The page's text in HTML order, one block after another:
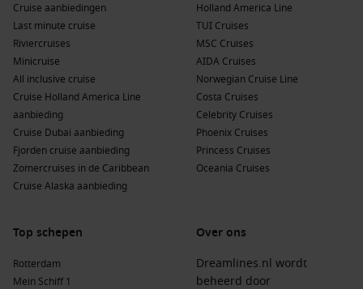
Toyama,Japan
Geniet van de indrukwekkende bergen en
de beroemde Toyama-bay. Bezoek het Toyama Glass Art
Museum voor unieke kunstwerken.
Populaire regio’s voor cruises naar Tsuruga,
Japan
Oost-Azië :Dit gebied omvat landen zoalsChina
Zuid-Korea, en biedt unieke culturele ervaringen, moderne
steden en traditionele plaatsen.
natuurlijke schoonheid. Van de bruisende steden tot de
serene tempels, Japan heeft voor ieder wat wils.
Alaska
Beroemd om zijn ongerepte natuur en
adembenemende fjorden, biedt Alaska een unieke cruise-
Cruise aanbiedingen
Last minute cruise
Riviercruises
Minicruise
All inclusive cruise
Cruise Holland America Line
aanbieding
Cruise Dubai aanbieding
Fjorden cruise aanbieding
Zomercruises in de Caribbean
Cruise Alaska aanbieding
Holland America Line
TUI Cruises
MSC Cruises
AIDA Cruises
Norwegian Cruise Line
Costa Cruises
Celebrity Cruises
Phoenix Cruises
Princess Cruises
Oceania Cruises
Top schepen
Rotterdam
Mein Schiff 1
Over ons
Dreamlines.nl wordt
beheerd door